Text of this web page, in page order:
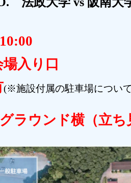
10:00
場入り口
(※施設付属の駐車場につい
グラウンド横（立ち